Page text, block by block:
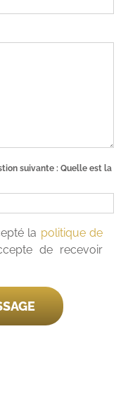
suivante : Quelle est la
la politique de
de recevoir